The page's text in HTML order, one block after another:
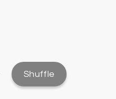
Shuffle